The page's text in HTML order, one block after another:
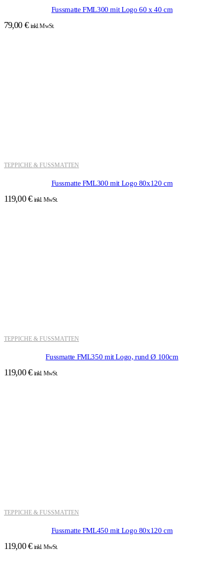
Fussmatte FML300 mit Logo 60 x 40 cm
79,00 € inkl. MwSt.
TEPPICHE & FUSSMATTEN
Fussmatte FML300 mit Logo 80x120 cm
119,00€ inkl. MwSt.
TEPPICHE & FUSSMATTEN
Fussmatte FML350 mit Logo, rund Ø 100cm
119,00€ inkl. MwSt.
TEPPICHE & FUSSMATTEN
Fussmatte FML450 mit Logo 80x120 cm
119,00€ inkl. MwSt.